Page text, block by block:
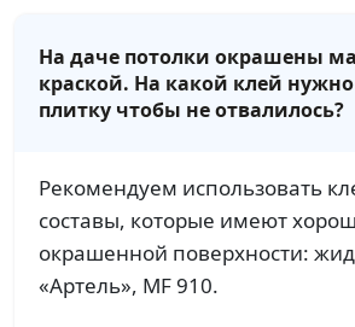
На даче потолки окрашены
краской. На какой клей
плитку чтобы не отвалилось?
Рекомендуем использовать
составы, которые имеют
окрашенной поверхности:
«Артель», MF 910.